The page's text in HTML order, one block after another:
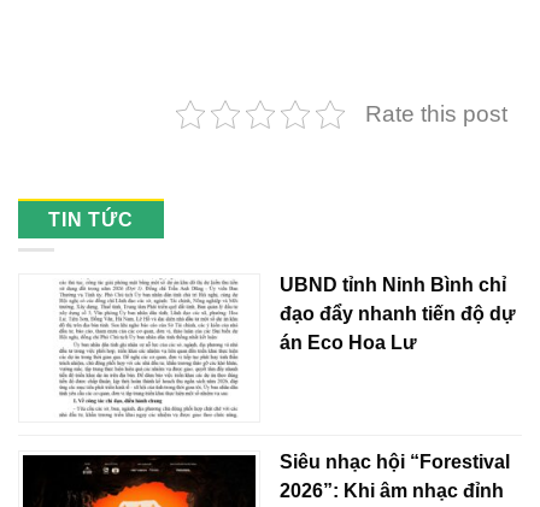
Rate this post
TIN TỨC
UBND tỉnh Ninh Bình chỉ
đạo đẩy nhanh tiến độ dự
án Eco Hoa Lư
Siêu nhạc hội “Forestival
2026”: Khi âm nhạc đỉnh